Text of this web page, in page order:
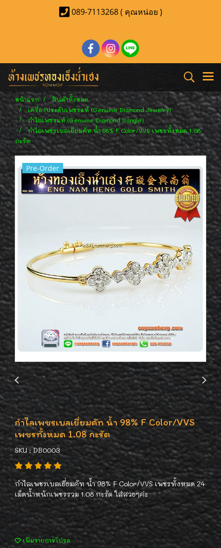
089-7113268 ( คุณหน่อย )
หน้าแรก
สินค้าทั้งหมด
เครื่องประดับเพชรแท้ (Genuine Diamond Jewelry)
กำไลเพชรแท้ (Genuine Diamond Bangle)
กำไลเพชรเบลเยี่ยมคัท น้ำ 98% F Color/VVS เพชรทั้งหมด 1.08
กะรัต
Pre-Order
กำไลเพชรเบลเยี่ยมคัท น้ำ 98% F Color/VVS
เพชรทั้งหมด 1.08 กะรัต
SKU : DB0003
กำไลเพชรเบลเยี่ยมคัท น้ำ 98% F Color/VVS เพชรทั้งหมด 24
เม็ดน้ำหนักเพชรรวม 1.08 กะรัต ใส่สวยๆค่ะ
เพิ่มรายการโปรด